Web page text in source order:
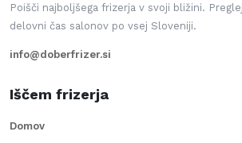
Poišči najboljšega frizerja v svoji bližini.
delovni čas salonov po vsej Sloveniji.
info@doberfrizer.si
Iščem frizerja
Domov